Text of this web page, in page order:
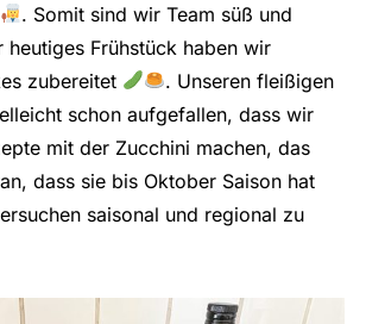
. Somit sind wir Team süß und
heutiges Frühstück haben wir
zubereitet
. Unseren fleißigen
schon aufgefallen, dass wir
mit der Zucchini machen, das
dass sie bis Oktober Saison hat
saisonal und regional zu